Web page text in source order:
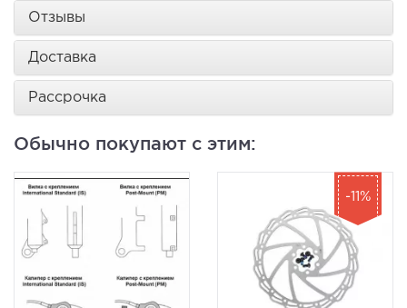
Отзывы
Доставка
Рассрочка
Обычно покупают с этим:
-11%